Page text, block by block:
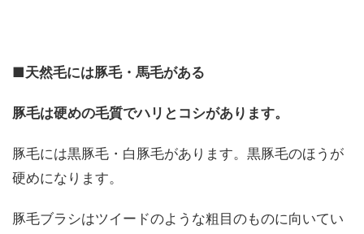
■天然毛には豚毛・馬毛がある
豚毛は硬めの毛質でハリとコシがあります。
豚毛には黒豚毛・白豚毛があります。黒豚毛のほうが
硬めになります。
豚毛ブラシはツイードのような粗目のものに向いてい